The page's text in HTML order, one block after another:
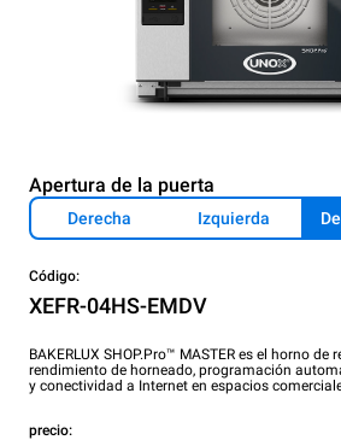
Apertura de la puerta
Derecha Izquierda
Código:
XEFR-04HS-EMDV
BAKERLUX SHOP.Pro™ MASTER es el horno
rendimiento de horneado, programación
y conectividad a Internet en espacios
precio: